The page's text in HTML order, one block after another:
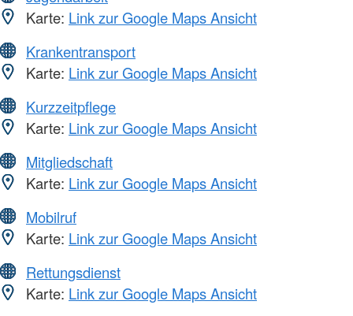
Karte: Link zur Google Maps Ansicht
Krankentransport
Karte: Link zur Google Maps Ansicht
Kurzzeitpflege
Karte: Link zur Google Maps Ansicht
Mitgliedschaft
Karte: Link zur Google Maps Ansicht
Mobilruf
Karte: Link zur Google Maps Ansicht
Rettungsdienst
Karte: Link zur Google Maps Ansicht